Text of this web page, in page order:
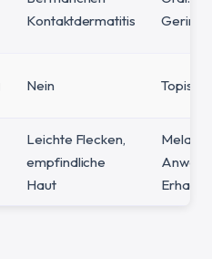
Kontaktdermatitis
Nein
Leichte Flecken,
empfindliche
Haut